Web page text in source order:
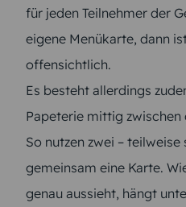
für jeden Teilnehmer der
eigene Menükarte, dann
offensichtlich.
Es besteht allerdings
Papeterie mittig zwischen
So nutzen zwei –
gemeinsam eine Karte.
genau aussieht, hängt